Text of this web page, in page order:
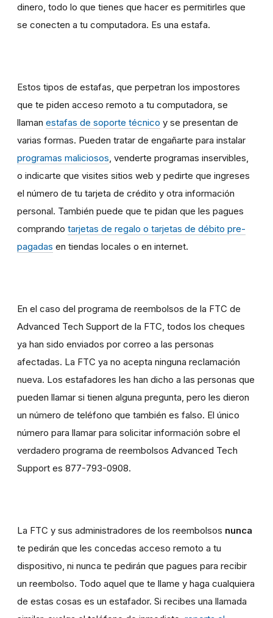
dinero, todo lo que tienes que hacer es permitirles que
se conecten a tu computadora. Es una estafa.
Estos tipos de estafas, que perpetran los impostores
que te piden acceso remoto a tu computadora, se
llaman estafas de soporte técnico y se presentan de
varias formas. Pueden tratar de engañarte para instalar
programas maliciosos, venderte programas inservibles,
o indicarte que visites sitios web y pedirte que ingreses
el número de tu tarjeta de crédito y otra información
personal. También puede que te pidan que les pagues
comprando tarjetas de regalo o tarjetas de débito pre-
pagadas en tiendas locales o en internet.
En el caso del programa de reembolsos de la FTC de
Advanced Tech Support de la FTC, todos los cheques
ya han sido enviados por correo a las personas
afectadas. La FTC ya no acepta ninguna reclamación
nueva. Los estafadores les han dicho a las personas que
pueden llamar si tienen alguna pregunta, pero les dieron
un número de teléfono que también es falso. El único
número para llamar para solicitar información sobre el
verdadero programa de reembolsos Advanced Tech
Support es 877-793-0908.
La FTC y sus administradores de los reembolsos nunca
te pedirán que les concedas acceso remoto a tu
dispositivo, ni nunca te pedirán que pagues para recibir
un reembolso. Todo aquel que te llame y haga cualquiera
de estas cosas es un estafador. Si recibes una llamada